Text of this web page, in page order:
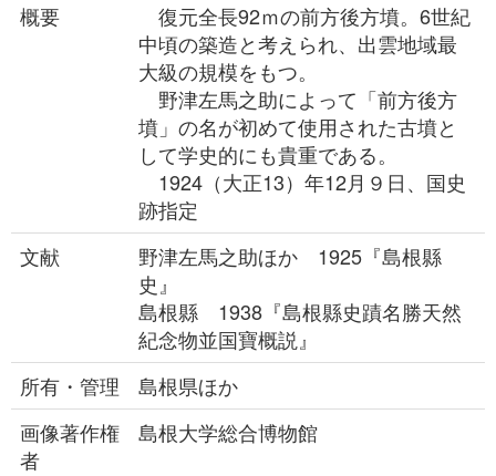
概要
復元全長92ｍの前方後方墳。6世紀
中頃の築造と考えられ、出雲地域最
大級の規模をもつ。
野津左馬之助によって「前方後方
墳」の名が初めて使用された古墳と
して学史的にも貴重である。
1924（大正13）年12月９日、国史
跡指定
文献
野津左馬之助ほか 1925『島根縣
史』
島根縣 1938『島根縣史蹟名勝天然
紀念物並国寶概説』
所有・管理
島根県ほか
画像著作権
者
島根大学総合博物館